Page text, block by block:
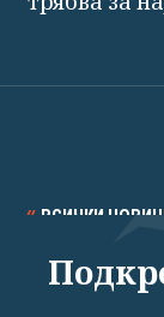
ВСИЧКИ
СПОРТ